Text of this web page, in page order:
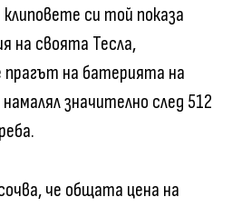
си той показа
на своята Тесла,
прагът на батерията на
значително след 512
че общата цена на